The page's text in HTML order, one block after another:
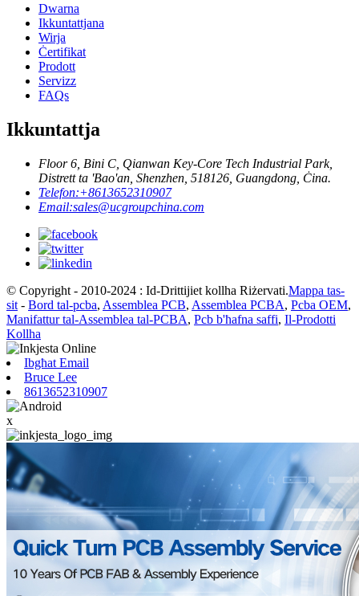
Dwarna
Ikkuntattjana
Wirja
Ċertifikat
Prodott
Servizz
FAQs
Ikkuntattja
Floor 6, Bini C, Qianwan Key-Core Tech Industrial Park,
Distrett ta 'Bao'an, Shenzhen, 518126, Guangdong, Ċina.
Telefon:+8613652310907
Email:sales@ucgroupchina.com
© Copyright - 2010-2024 : Id-Drittijiet kollha Riżervati.Mappa tas-
sit - Bord tal-pcba, Assemblea PCB, Assemblea PCBA, Pcba OEM,
Manifattur tal-Assemblea tal-PCBA, Pcb b'ħafna saffi, Il-Prodotti
Kollha
Ibgħat Email
Bruce Lee
8613652310907
x